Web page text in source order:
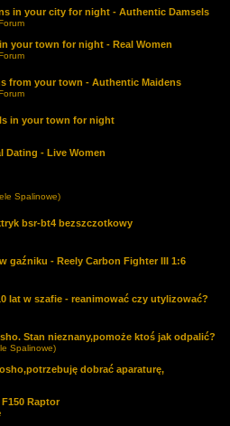
in your city for night - Authentic Damsels
your town for night - Real Women
from your town - Authentic Maidens
in your town for night
Dating - Live Women
Spalinowe)
bsr-bt4 bezszczotkowy
gaźniku - Reely Carbon Fighter III 1:6
lat w szafie - reanimować czy utylizować?
Stan nieznany,pomoże ktoś jak odpalić?
Spalinowe)
dobrać aparaturę,
Raptor